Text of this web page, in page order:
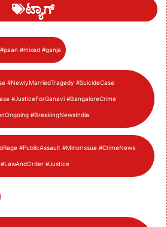
ಟ್ಯಾಗ್
#mixed #ganja
#NewlyMarriedTragedy #SuicideCase
#JusticeForGanavi #BangaloreCrime
#BreakingNewsIndia
#PublicAssault #MinorIssue #CrimeNews
#Justice